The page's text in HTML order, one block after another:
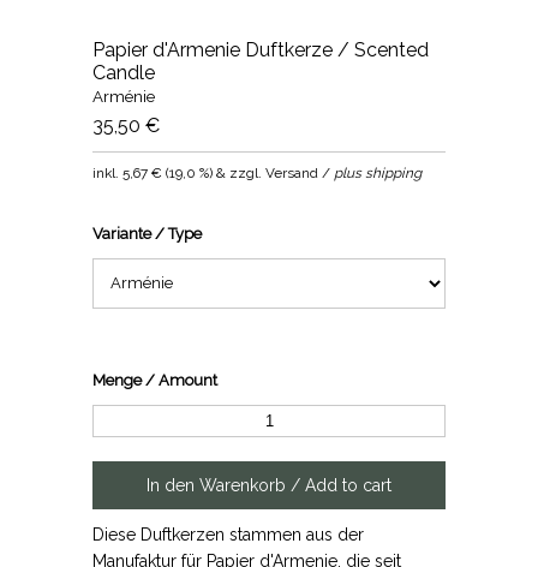
Papier d'Armenie Duftkerze / Scented
Candle
Arménie
35,50 €
inkl.5,67 € (19,0 %) & zzgl. Versand / plus shipping
Variante / Type
Menge / Amount
Diese Duftkerzen stammen aus der
Manufaktur für Papier d'Armenie, die seit